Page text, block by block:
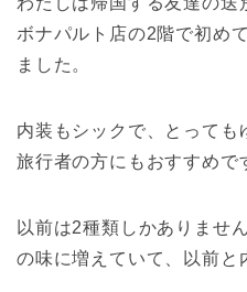
ボナパルト店の2階で初め
ました。
内装もシックで、とっても
旅行者の方にもおすすめで
以前は2種類しかありませ
の味に増えていて、以前と